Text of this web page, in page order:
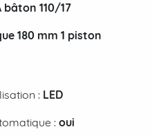
bâton 110/17
180 mm 1 piston
: LED
: oui